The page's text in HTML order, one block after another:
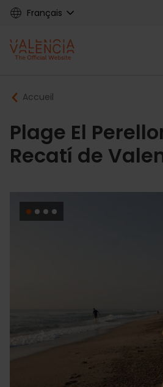
Skip
content
Français
Main
navigation
Breadcrumb
Accueil
Plage El
Recatí de